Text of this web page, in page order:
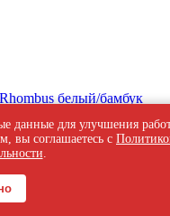
белый/бамбук
бамбук
данные для улучшения
вы соглашаетесь с
.